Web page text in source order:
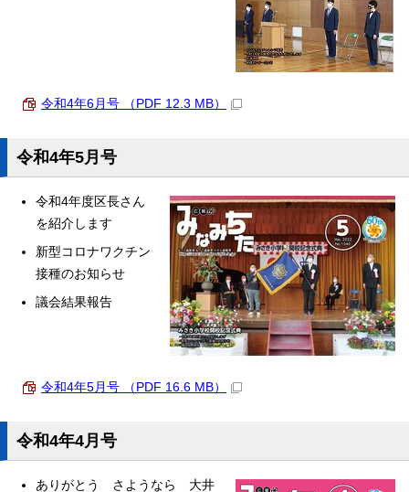
令和4年6月号 （PDF 12.3 MB）
令和4年5月号
令和4年度区長さん
を紹介します
新型コロナワクチン
接種のお知らせ
議会結果報告
令和4年5月号 （PDF 16.6 MB）
令和4年4月号
ありがとう さようなら 大井